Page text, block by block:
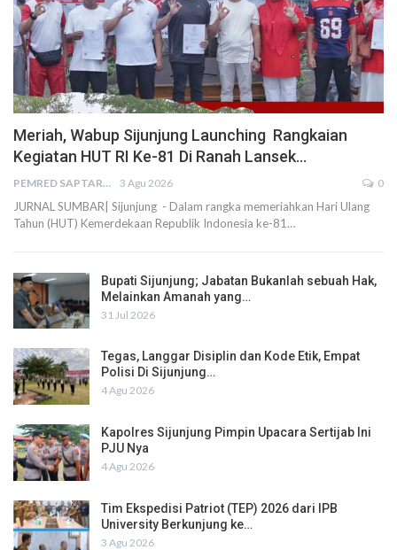
Meriah, Wabup Sijunjung Launching Rangkaian
Kegiatan HUT RI Ke-81 Di Ranah Lansek…
PEMRED SAPTARIUS 3 Agu 2026 0
JURNAL SUMBAR| Sijunjung - Dalam rangka memeriahkan Hari Ulang
Tahun (HUT) Kemerdekaan Republik Indonesia ke-81…
Bupati Sijunjung; Jabatan Bukanlah sebuah Hak,
Melainkan Amanah yang…
31 Jul 2026
Tegas, Langgar Disiplin dan Kode Etik, Empat
Polisi Di Sijunjung…
4 Agu 2026
Kapolres Sijunjung Pimpin Upacara Sertijab Ini
PJU Nya
4 Agu 2026
Tim Ekspedisi Patriot (TEP) 2026 dari IPB
University Berkunjung ke…
3 Agu 2026